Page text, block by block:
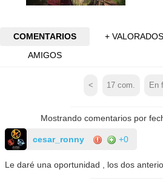
COMENTARIOS + VALORADOS
AMIGOS
< 17 com. En
Mostrando comentarios por
cesar_ronny +0
Le daré una oportunidad , los dos